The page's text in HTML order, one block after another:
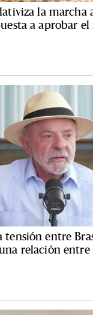
la marcha
a aprobar
tensión entre
relación entre